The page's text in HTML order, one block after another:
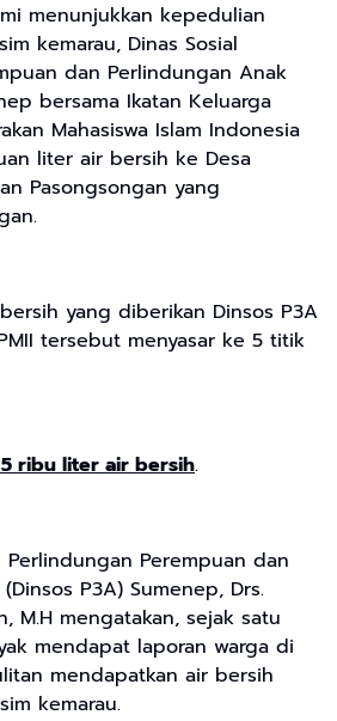
menunjukkan kepedulian
kemarau, Dinas Sosial
dan Perlindungan Anak
bersama Ikatan Keluarga
Mahasiswa Islam Indonesia
liter air bersih ke Desa
Pasongsongan yang
yang diberikan Dinsos P3A
tersebut menyasar ke 5 titik
ribu liter air bersih.
Perlindungan Perempuan dan
P3A) Sumenep, Drs.
M.H mengatakan, sejak satu
mendapat laporan warga di
mendapatkan air bersih
kemarau.